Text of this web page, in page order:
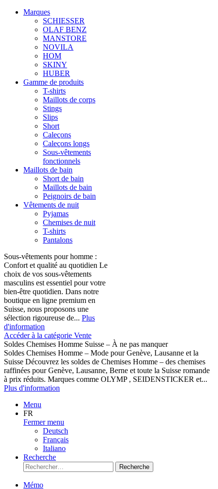
Marques
SCHIESSER
OLAF BENZ
MANSTORE
NOVILA
HOM
SKINY
HUBER
Gamme de produits
T-shirts
Maillots de corps
Stings
Slips
Short
Caleçons
Caleçons longs
Sous-vêtements
fonctionnels
Maillots de bain
Short de bain
Maillots de bain
Peignoirs de bain
Vêtements de nuit
Pyjamas
Chemises de nuit
T-shirts
Pantalons
Sous-vêtements pour homme :
Confort et qualité au quotidien Le
choix de vos sous-vêtements
masculins est essentiel pour votre
bien-être quotidien. Dans notre
boutique en ligne premium en
Suisse, nous proposons une
sélection rigoureuse de... Plus
d'information
Accéder à la catégorie Vente
Soldes Chemises Homme Suisse – À ne pas manquer
Soldes Chemises Homme – Mode pour Genève, Lausanne et la
Suisse Découvrez les soldes de Chemises Homme – des chemises
raffinées pour Genève, Lausanne, Berne et toute la Suisse romande
à prix réduits. Marques comme OLYMP , SEIDENSTICKER et...
Plus d'information
Menu
FR
Fermer menu
Deutsch
Français
Italiano
Recherche
Recherche
Mémo